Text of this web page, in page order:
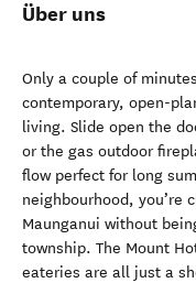
Über uns
Only a couple of
contemporary, open-
living. Slide open the
or the gas outdoor
flow perfect for long
neighbourhood, you’re
Maunganui without
township. The Mount
eateries are all just a